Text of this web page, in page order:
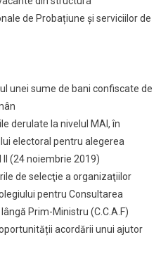
de Probațiune și serviciilor de
unei sume de bani confiscate de
derulate la nivelul MAI, în
electoral pentru alegerea
(24 noiembrie 2019)
de selecţie a organizaţiilor
pentru Consultarea
Prim-Ministru (C.C.A.F)
acordării unui ajutor